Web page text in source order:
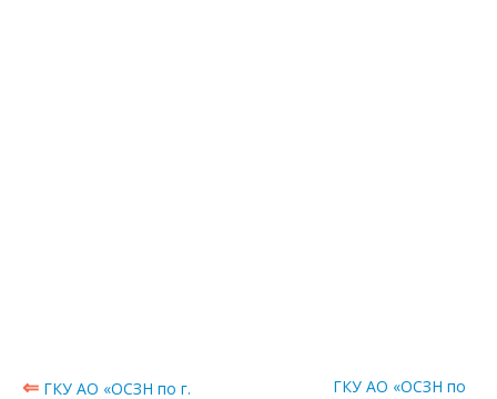
⇐ ГКУ АО «ОСЗН по г.
ГКУ АО «ОСЗН по